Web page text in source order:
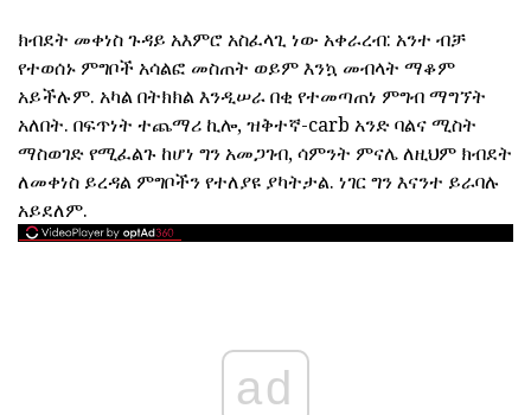
ክብደት መቀነስ ጉዳይ አእምሮ አስፈላጊ ነው አቀራረብ: አንተ ብቻ
የተወሰኑ ምግቦች አሳልፎ መስጠት ወይም እንኳ መብላት ማቆም
አይችሉም. አካል በትክክል እንዲሠራ በቂ የተመጣጠነ ምግብ ማግኘት
አለበት. በፍጥነት ተጨማሪ ኪሎ, ዝቅተኛ-carb አንድ ባልና ሚስት
ማስወገድ የሚፈልጉ ከሆነ ግን አመጋገብ, ሳምንት ምናሌ ለዚህም ክብደት
ለመቀነስ ይረዳል ምግቦችን የተለያዩ ያካትታል. ነገር ግን እናንተ ይራባሉ
አይደለም.
ad